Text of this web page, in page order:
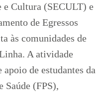
e Cultura (SECULT) e
de Egressos
às comunidades de
A atividade
de estudantes da
Saúde (FPS),